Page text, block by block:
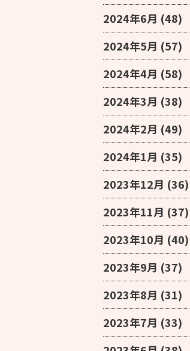
2024年6月 (48)
2024年5月 (57)
2024年4月 (58)
2024年3月 (38)
2024年2月 (49)
2024年1月 (35)
2023年12月 (36)
2023年11月 (37)
2023年10月 (40)
2023年9月 (37)
2023年8月 (31)
2023年7月 (33)